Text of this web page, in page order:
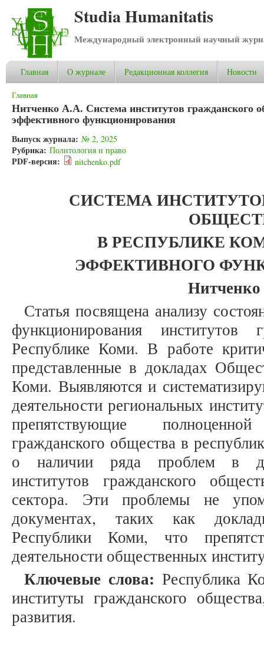
Studia Humanitatis
Международный электронный научный
Главная О журнале Редакционная коллегия Новости
Вы здесь
Главная
Нитченко А.А. Система институтов гражданского
эффективного функционирования
Выпуск журнала: № 2, 2025
Рубрика: Политология и право
PDF-версия: nitchenko.pdf
СИСТЕМА
В РЕСПУБЛИКЕ
ЭФФЕКТИВНОГО
Статья посвящена анализу
функционирования институтов
Республике Коми. В работе
представленные в докладах
Коми. Выявляются и
деятельности региональных
препятствующие
гражданского общества в
о наличии ряда проблем в
институтов гражданского
сектора. Эти проблемы не
документах, таких как
Республики Коми, что
деятельности общественных
Ключевые слова: Республика
институты гражданского
развития.